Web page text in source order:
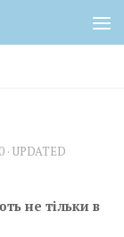
· UPDATED
не тільки в